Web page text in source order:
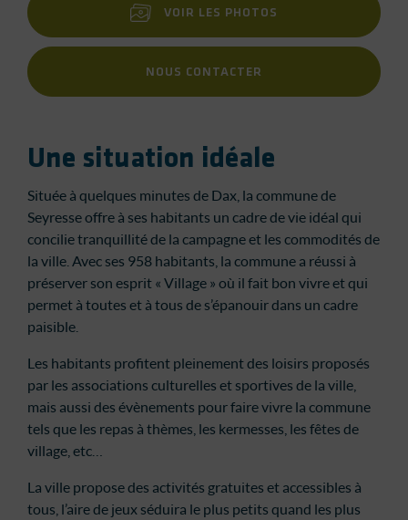
VOIR LES PHOTOS
NOUS CONTACTER
Une situation idéale
Située à quelques minutes de Dax, la commune de
Seyresse offre à ses habitants un cadre de vie idéal qui
concilie tranquillité de la campagne et les commodités de
la ville. Avec ses 958 habitants, la commune a réussi à
préserver son esprit « Village » où il fait bon vivre et qui
permet à toutes et à tous de s’épanouir dans un cadre
paisible.
Les habitants profitent pleinement des loisirs proposés
par les associations culturelles et sportives de la ville,
mais aussi des évènements pour faire vivre la commune
tels que les repas à thèmes, les kermesses, les fêtes de
village, etc…
La ville propose des activités gratuites et accessibles à
tous, l’aire de jeux séduira le plus petits quand les plus